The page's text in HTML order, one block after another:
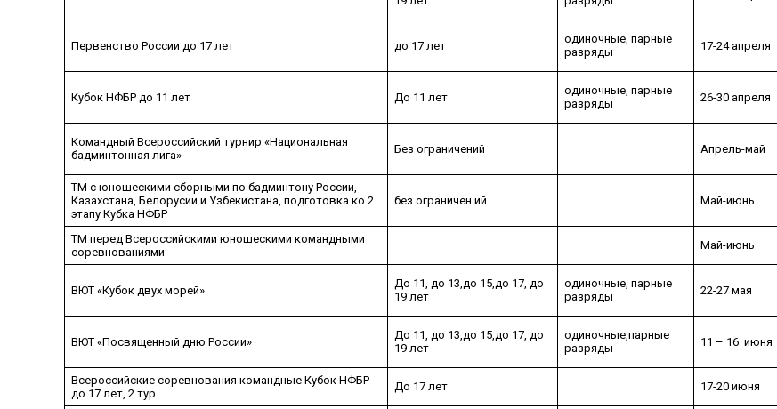
Первенство России до 17 лет до 17 лет
одиночные, парные
разряды
17-24 апреля
Кубок НФБР до 11 лет До 11 лет
одиночные, парные
разряды
26-30 апреля
Командный Всероссийский турнир «Национальная
бадминтонная лига»
Без ограничений Апрель-май
ТМ с юношескими сборными по бадминтону России,
Казахстана, Белорусии и Узбекистана, подготовка ко 2
этапу Кубка НФБР
без ограничен ий Май-июнь
ТМ перед Всероссийскими юношескими командными
соревнованиями
Май-июнь
ВЮТ «Кубок двух морей»
До 11, до 13,до 15,до 17, до
19 лет
одиночные, парные
разряды
22-27 мая
ВЮТ «Посвященный дню России»
До 11, до 13,до 15,до 17, до
19 лет
одиночные,парные
разряды
11 – 16 июня
Всероссийские соревнования командные Кубок НФБР
до 17 лет, 2 тур
До 17 лет 17-20 июня